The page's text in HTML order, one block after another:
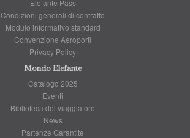
Elefante Pass
Condizioni generali di contratto
Modulo informativo standard
Convenzione Aeroporti
Privacy Policy
Mondo Elefante
Catalogo 2025
Eventi
Biblioteca del viaggiatore
News
Partenze Garantite